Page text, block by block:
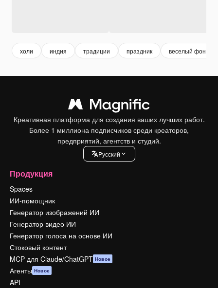
холи индия традиции праздник веселый фон
Креативная платформа для создания ваших лучших работ.
Более 1 миллиона подписчиков среди креаторов,
предприятий, агентств и студий.
Pусский
Продукция
Spaces
ИИ-помощник
Генератор изображений ИИ
Генератор видео ИИ
Генератор голоса на основе ИИ
Стоковый контент
MCP для Claude/ChatGPT Новое
Агенты Новое
API